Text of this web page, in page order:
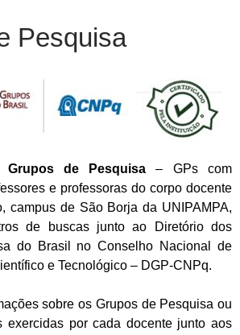
Pesquisa
Grupos de Pesquisa – GPs com
e professoras do corpo docente
campus de São Borja da UNIPAMPA,
de buscas junto ao Diretório dos
do Brasil no Conselho Nacional de
e Tecnológico – DGP-CNPq.
sobre os Grupos de Pesquisa ou
exercidas por cada docente junto aos